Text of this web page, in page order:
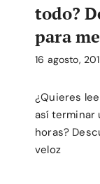
todo?
para
16 agosto,
¿Quieres
así terminar
horas?
veloz